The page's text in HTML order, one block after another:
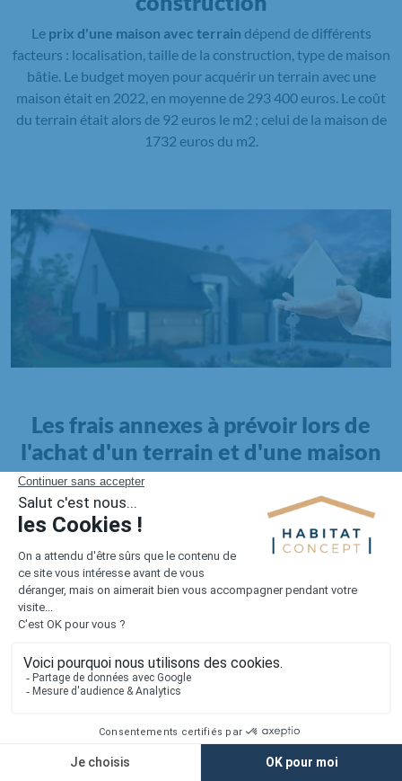
Le prix d'une maison avec terrain dépend de différents
facteurs : localisation, taille de la construction, type de maison
bâtie. Le budget moyen pour acquérir un terrain avec une
maison était en 2022, en moyenne de 293 400 euros. Le coût
du terrain était alors de 92 euros le m2 ; celui de la maison de
1732 euros du m2.
Les frais annexes à prévoir lors de
l'achat d'un terrain et d'une maison
Il faut également intégrer à votre budget, les
pour la maison. Outre l'achat du terrain et la construction, il
faut prendre en compte la viabilisation si elle n'est pas
proposée par le constructeur. Les frais de raccordements et les
taxes éventuelles coûtent entre 5 000 et 15 000 euros selon la
localisation du terrain et son accès.
Quant auxfrais de notaire
Lorsque vous vous tournez vers une maison existante, il sera
nécessaire de faire des travaux de rénovation. Ceux-ci sont
souvent coûteux et doivent être ajoutés au prix de l'achat